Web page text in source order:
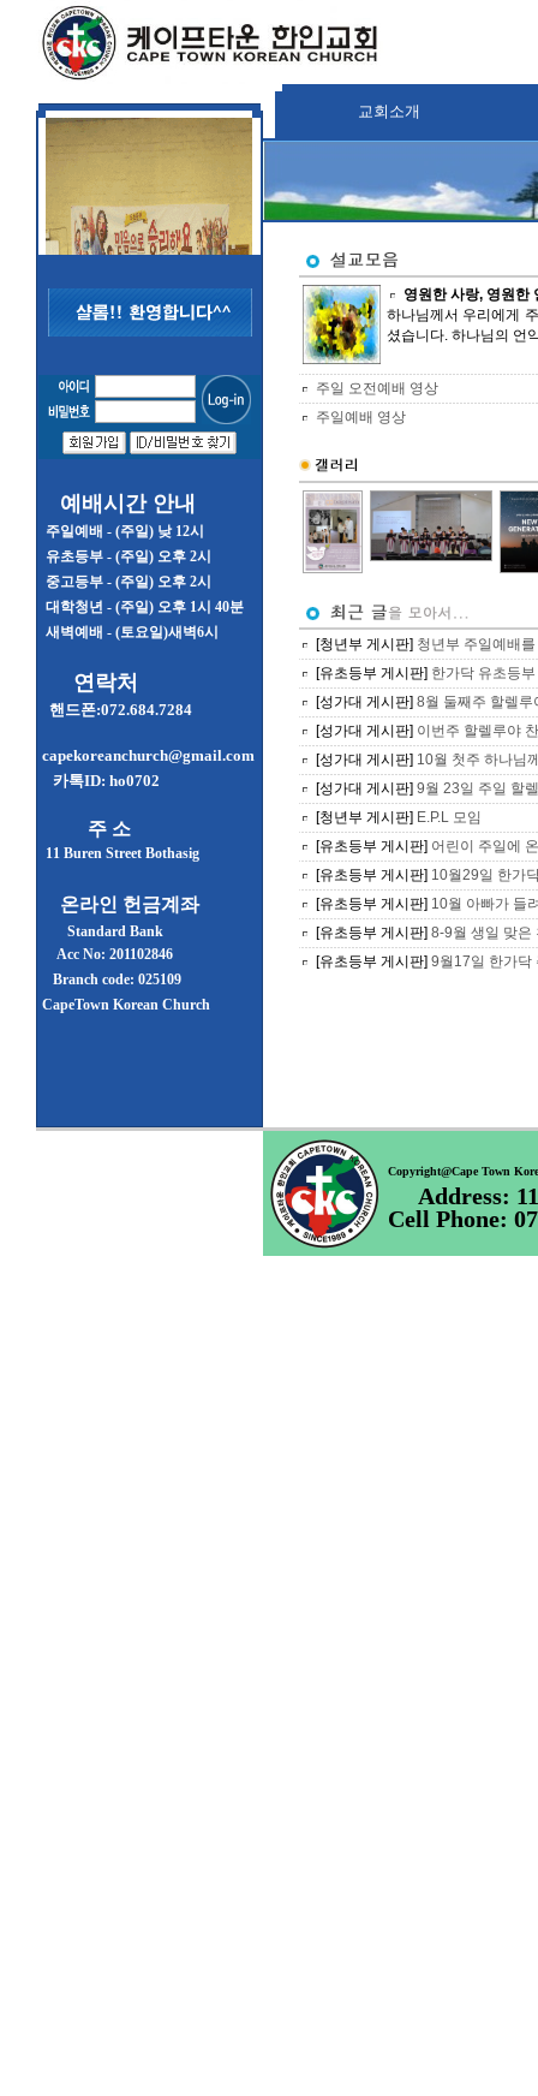
교회소개
예배시간 안내
주일예배 - (주일) 낮 12시
유초등부 - (주일) 오후 2시
중고등부 - (주일) 오후 2시
대학청년 - (주일) 오후 1시 40분
새벽예배 - (토요일)새벽6시
연락처
핸드폰:072.684.7284
capekoreanchurch@gmail.com
카톡ID: ho0702
주 소
11 Buren Street Bothasig
온라인 헌금계좌
Standard Bank
Acc No: 201102846
Branch code: 025109
CapeTown Korean Church
영원한 사랑, 영원한
하나님께서 우리에게
셨습니다. 하나님의 언
주일 오전예배 영상
주일예배 영상
[청년부 게시판] 청년부 주일예배
[유초등부 게시판] 한가닥 유초등
[성가대 게시판] 8월 둘째주 할렐루
[성가대 게시판] 이번주 할렐루야
[성가대 게시판] 10월 첫주 하나님
[성가대 게시판] 9월 23일 주일 할
[청년부 게시판] E.P.L 모임
[유초등부 게시판] 어린이 주일에
[유초등부 게시판] 10월29일 한가
[유초등부 게시판] 10월 아빠가 들
[유초등부 게시판] 8-9월 생일 맞은
[유초등부 게시판] 9월17일 한가닥
Copyright@CapeTown
Address: 11
Cell Phone: